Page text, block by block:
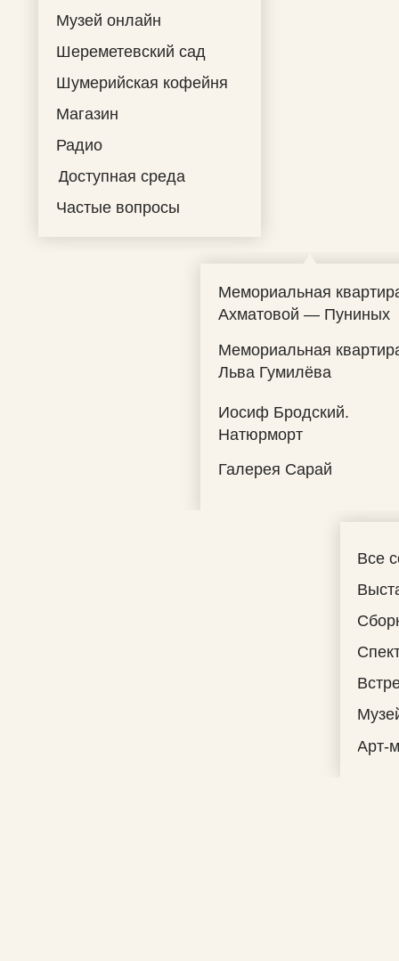
Частые вопросы
Магазин
Радио
Доступная среда
Музей онлайн
Шереметевский сад
Шумерийская кофейня
Мемориальная
Ахматовой — Пуниных
Иосиф Бродский.
Натюрморт
Мемориальная
Льва Гумилёва
Галерея Сарай
Все
Арт-